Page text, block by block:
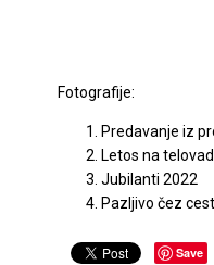
Fotografije:
Predavanje iz
Letos na
Jubilanti 2022
Pazljivo čez
Save